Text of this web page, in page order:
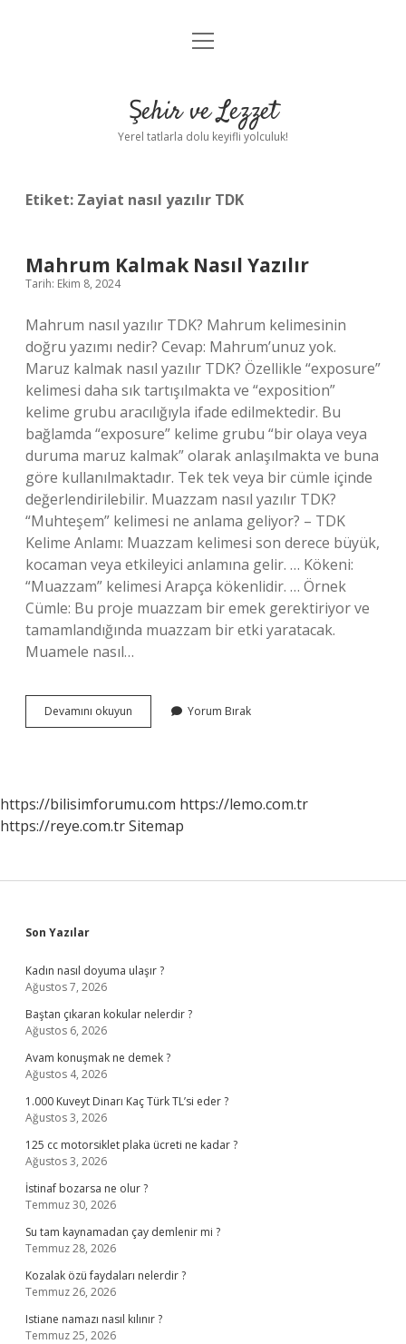
Anasayfa
Yasal Uyarı
menüyü
Şehir ve Lezzet
Yerel tatlarla dolu keyifli yolculuk!
Etiket: Zayiat nasıl yazılır TDK
Mahrum Kalmak Nasıl Yazılır
Tarih: Ekim 8, 2024
Mahrum nasıl yazılır TDK? Mahrum kelimesinin
doğru yazımı nedir? Cevap: Mahrum’unuz yok.
Maruz kalmak nasıl yazılır TDK? Özellikle “exposure”
kelimesi daha sık tartışılmakta ve “exposition”
kelime grubu aracılığıyla ifade edilmektedir. Bu
bağlamda “exposure” kelime grubu “bir olaya veya
duruma maruz kalmak” olarak anlaşılmakta ve buna
göre kullanılmaktadır. Tek tek veya bir cümle içinde
değerlendirilebilir. Muazzam nasıl yazılır TDK?
“Muhteşem” kelimesi ne anlama geliyor? – TDK
Kelime Anlamı: Muazzam kelimesi son derece büyük,
kocaman veya etkileyici anlamına gelir. … Kökeni:
“Muazzam” kelimesi Arapça kökenlidir. … Örnek
Cümle: Bu proje muazzam bir emek gerektiriyor ve
tamamlandığında muazzam bir etki yaratacak.
Muamele nasıl…
Devamını okuyun Mahrum
Kalmak
Yorum Bırak
https://bilisimforumu.com https://lemo.com.tr
https://reye.com.trSitemap
Sidebar
Son Yazılar
Kadın nasıl doyuma ulaşır ?
Ağustos 7, 2026
Baştan çıkaran kokular nelerdir ?
Ağustos 6, 2026
Avam konuşmak ne demek ?
Ağustos 4, 2026
1.000 Kuveyt Dinarı Kaç Türk TL’si eder ?
Ağustos 3, 2026
125 cc motorsiklet plaka ücreti ne kadar ?
Ağustos 3, 2026
İstinaf bozarsa ne olur ?
Temmuz 30, 2026
Su tam kaynamadan çay demlenir mi ?
Temmuz 28, 2026
Kozalak özü faydaları nelerdir ?
Temmuz 26, 2026
Istiane namazı nasıl kılınır ?
Temmuz 25, 2026